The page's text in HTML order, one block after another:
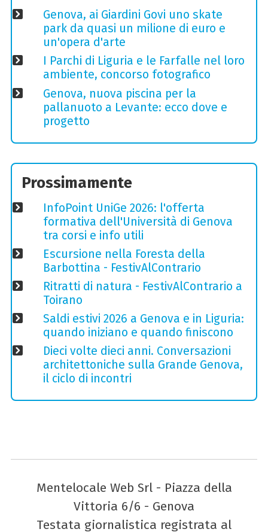
Genova, ai Giardini Govi uno skate
park da quasi un milione di euro e
un'opera d'arte
I Parchi di Liguria e le Farfalle nel loro
ambiente, concorso fotografico
Genova, nuova piscina per la
pallanuoto a Levante: ecco dove e
progetto
Prossimamente
InfoPoint UniGe 2026: l'offerta
formativa dell'Università di Genova
tra corsi e info utili
Escursione nella Foresta della
Barbottina - FestivAlContrario
Ritratti di natura - FestivAlContrario a
Toirano
Saldi estivi 2026 a Genova e in Liguria:
quando iniziano e quando finiscono
Dieci volte dieci anni. Conversazioni
architettoniche sulla Grande Genova,
il ciclo di incontri
Mentelocale Web Srl - Piazza della
Vittoria 6/6 - Genova
Testata giornalistica registrata al